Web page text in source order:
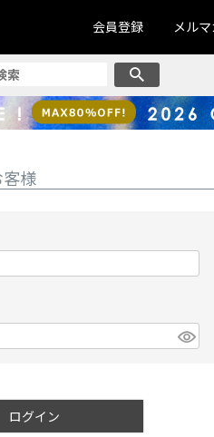
会員登録 メル
様
ログイン